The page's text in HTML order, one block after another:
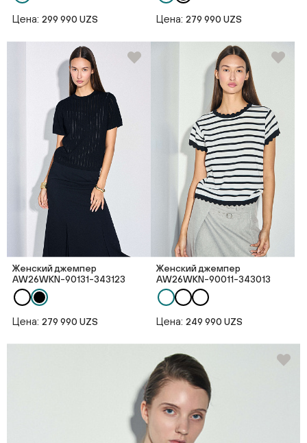
Цена: 299 990 UZS Цена: 279 990 UZS
Женский джемпер
AW26WKN-90131-343123
Цена: 279 990 UZS
Женский джемпер
AW26WKN-90011-343013
Цена: 249 990 UZS